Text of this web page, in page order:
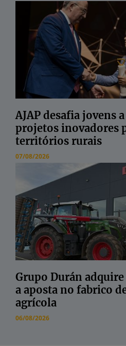
AJAP desafia jovens
projetos inovadores
territórios rurais
07/08/2026
Grupo Durán
a aposta no fabrico
agrícola
06/08/2026